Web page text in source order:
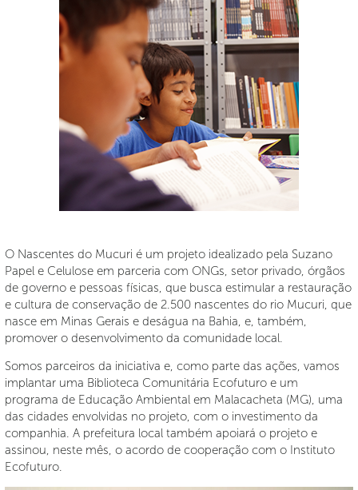
O Nascentes do Mucuri é um projeto idealizado pela Suzano
Papel e Celulose em parceria com ONGs, setor privado, órgãos
de governo e pessoas físicas, que busca estimular a restauração
e cultura de conservação de 2.500 nascentes do rio Mucuri, que
nasce em Minas Gerais e deságua na Bahia, e, também,
promover o desenvolvimento da comunidade local.
Somos parceiros da iniciativa e, como parte das ações, vamos
implantar uma Biblioteca Comunitária Ecofuturo e um
programa de Educação Ambiental em Malacacheta (MG), uma
das cidades envolvidas no projeto, com o investimento da
companhia. A prefeitura local também apoiará o projeto e
assinou, neste mês, o acordo de cooperação com o Instituto
Ecofuturo.